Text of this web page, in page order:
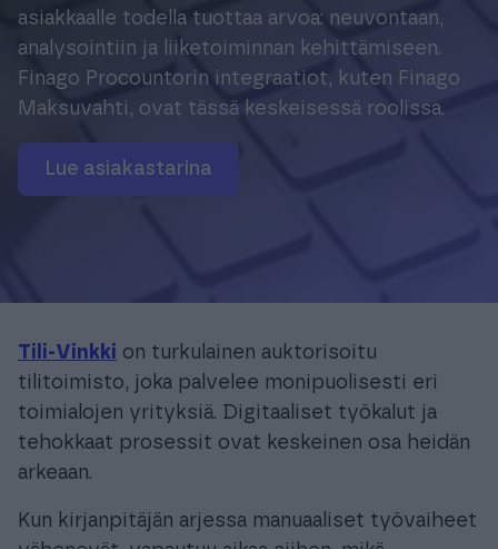
Kokeile maksutta
Kirjaudu
asiakkaalle todella tuottaa arvoa: neuvontaan,
analysointiin ja liiketoiminnan kehittämiseen.
Finago Procountorin integraatiot, kuten Finago
Maksuvahti, ovat tässä keskeisessä roolissa.
Lue asiakastarina
Tili-Vinkki on turkulainen auktorisoitu
tilitoimisto, joka palvelee monipuolisesti eri
toimialojen yrityksiä. Digitaaliset työkalut ja
tehokkaat prosessit ovat keskeinen osa heidän
arkeaan.
Kun kirjanpitäjän arjessa manuaaliset työvaiheet